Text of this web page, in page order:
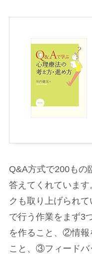
Q&A方式で200もの
答えてくれていま
クも取り上げられ
で行う作業をまず3
を作ること、②情報
こと、③フィードバ